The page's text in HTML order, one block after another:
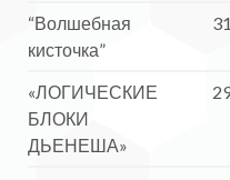
“Волшебная
кисточка”
31
«ЛОГИЧЕСКИЕ
БЛОКИ
ДЬЕНЕША»